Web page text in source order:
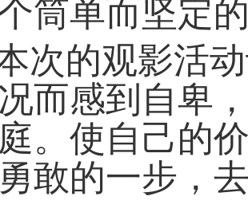
筒单而坚定
次的观影活
而感到自卑
。使自己的
敢的一步，